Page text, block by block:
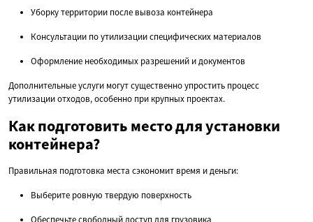
Уборку территории после вывоза контейнера
Консультации по утилизации специфических материалов
Оформление необходимых разрешений и документов
Дополнительные услуги могут существенно упростить процесс
утилизации отходов, особенно при крупных проектах.
Как подготовить место для установки
контейнера?
Правильная подготовка места сэкономит время и деньги:
Выберите ровную твердую поверхность
Обеспечьте свободный доступ для грузовика